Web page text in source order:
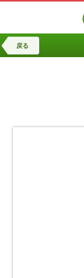
戻る